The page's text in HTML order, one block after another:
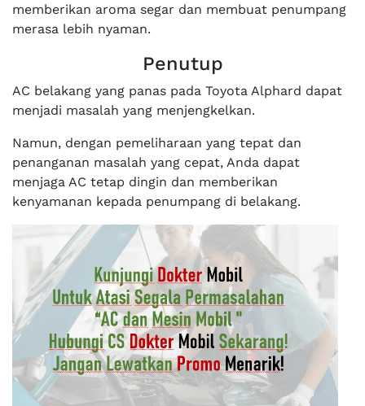
memberikan aroma segar dan membuat penumpang
merasa lebih nyaman.
Penutup
AC belakang yang panas pada Toyota Alphard dapat
menjadi masalah yang menjengkelkan.
Namun, dengan pemeliharaan yang tepat dan
penanganan masalah yang cepat, Anda dapat
menjaga AC tetap dingin dan memberikan
kenyamanan kepada penumpang di belakang.